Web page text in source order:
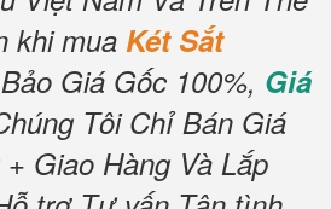
khi mua Két Sắt
Giá Gốc 100%, Giá
Tôi Chỉ Bán Giá
Giao Hàng Và Lắp